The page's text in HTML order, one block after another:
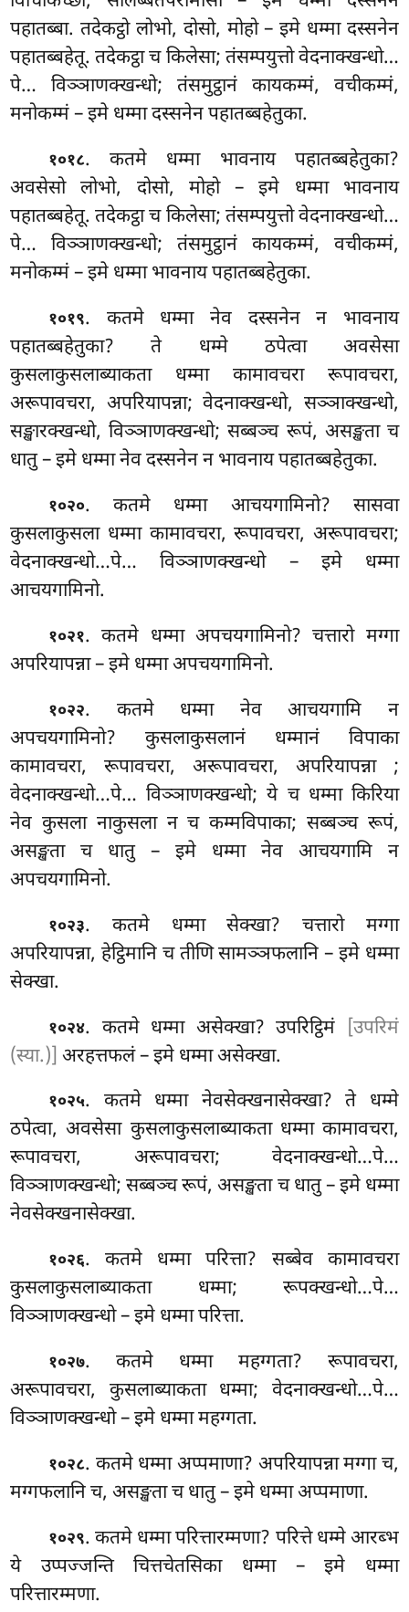
पहातब्बा. तदेकट्ठो लोभो, दोसो, मोहो – इमे धम्मा दस्सनेन
पहातब्बहेतू. तदेकट्ठा च किलेसा; तंसम्पयुत्तो वेदनाक्खन्धो…
पे… विञ्ञाणक्खन्धो; तंसमुट्ठानं कायकम्मं, वचीकम्मं,
मनोकम्मं – इमे धम्मा दस्सनेन पहातब्बहेतुका.
१०१८. कतमे धम्मा भावनाय पहातब्बहेतुका?
अवसेसो लोभो, दोसो, मोहो – इमे धम्मा भावनाय
पहातब्बहेतू. तदेकट्ठाच किलेसा; तंसम्पयुत्तो वेदनाक्खन्धो…
पे… विञ्ञाणक्खन्धो; तंसमुट्ठानं कायकम्मं, वचीकम्मं,
मनोकम्मं – इमे धम्मा भावनाय पहातब्बहेतुका.
१०१९. कतमे धम्मा नेव दस्सनेन न भावनाय
पहातब्बहेतुका? ते धम्मे ठपेत्वा अवसेसा
कुसलाकुसलाब्याकता धम्मा कामावचरा रूपावचरा,
अरूपावचरा, अपरियापन्ना; वेदनाक्खन्धो, सञ्ञाक्खन्धो,
सङ्खारक्खन्धो, विञ्ञाणक्खन्धो; सब्बञ्च रूपं, असङ्खता च
धातु – इमे धम्मा नेव दस्सनेन न भावनाय पहातब्बहेतुका.
१०२०. कतमे धम्मा आचयगामिनो? सासवा
कुसलाकुसला धम्मा कामावचरा, रूपावचरा, अरूपावचरा;
वेदनाक्खन्धो…पे… विञ्ञाणक्खन्धो – इमे धम्मा
आचयगामिनो.
१०२१. कतमे धम्मा अपचयगामिनो? चत्तारो मग्गा
अपरियापन्ना – इमे धम्मा अपचयगामिनो.
१०२२. कतमे धम्मा नेव आचयगामि न
अपचयगामिनो? कुसलाकुसलानं धम्मानं विपाका
कामावचरा, रूपावचरा, अरूपावचरा, अपरियापन्ना ;
वेदनाक्खन्धो…पे… विञ्ञाणक्खन्धो; ये च धम्मा किरिया
नेव कुसला नाकुसला न च कम्मविपाका; सब्बञ्च रूपं,
असङ्खता च धातु – इमे धम्मा नेव आचयगामि न
अपचयगामिनो.
१०२३. कतमे धम्मा सेक्खा? चत्तारो मग्गा
अपरियापन्ना, हेट्ठिमानि च तीणि सामञ्ञफलानि – इमे धम्मा
सेक्खा.
१०२४. कतमे धम्मा असेक्खा? उपरिट्ठिमं
[उपरिमं
(स्या.)] अरहत्तफलं – इमे धम्मा असेक्खा.
१०२५. कतमे धम्मा नेवसेक्खनासेक्खा? ते धम्मे
ठपेत्वा, अवसेसा कुसलाकुसलाब्याकता धम्मा कामावचरा,
रूपावचरा, अरूपावचरा; वेदनाक्खन्धो…पे…
विञ्ञाणक्खन्धो; सब्बञ्च रूपं, असङ्खता च धातु – इमे धम्मा
नेवसेक्खनासेक्खा.
१०२६. कतमे धम्मा परित्ता? सब्बेव कामावचरा
कुसलाकुसलाब्याकता धम्मा; रूपक्खन्धो…पे…
विञ्ञाणक्खन्धो – इमे धम्मा परित्ता.
१०२७. कतमे धम्मा महग्गता? रूपावचरा,
अरूपावचरा, कुसलाब्याकता धम्मा; वेदनाक्खन्धो…पे…
विञ्ञाणक्खन्धो – इमे धम्मा महग्गता.
१०२८. कतमे धम्मा अप्पमाणा? अपरियापन्ना मग्गा च,
मग्गफलानि च, असङ्खता च धातु – इमे धम्मा अप्पमाणा.
१०२९. कतमे धम्मा परित्तारम्मणा? परित्ते धम्मे आरब्भ
ये उप्पज्जन्ति चित्तचेतसिका धम्मा – इमे धम्मा
परित्तारम्मणा.